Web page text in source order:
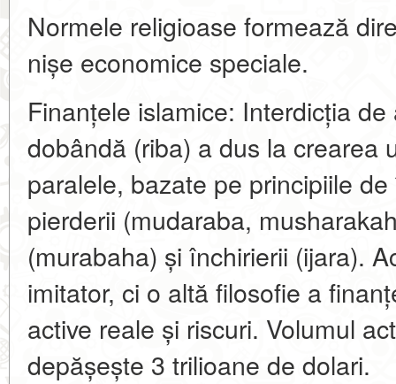
Normele religioase formează
nișe economice speciale.
Finanțele islamice: Interdicția
dobândă (riba) a dus la crearea
paralele, bazate pe principiile
pierderii (mudaraba,
(murabaha) și închirierii (ijara).
imitator, ci o altă filosofie a
active reale și riscuri. Volumul
depășește 3 trilioane de dolari.